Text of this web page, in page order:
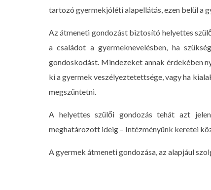
tartozó gyermekjóléti alapellátás, ezen belül a
Az átmeneti gondozást biztosító helyettes
a családot a gyermeknevelésben, ha
gondoskodást. Mindezeket annak érdekében
ki a gyermek veszélyeztetettsége, vagy ha
megszüntetni.
A helyettes szülői gondozás tehát azt
meghatározott ideig – Intézményünk keretei
A gyermek átmeneti gondozása, az alapjául